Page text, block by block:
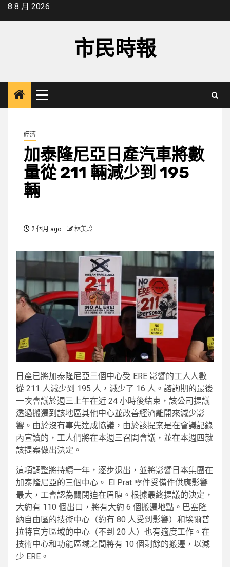
Skip8 8 月 2026
市民時報
Primary
Menu
經濟
加泰隆尼亞日產汽車將數
量從 211 輛減少到 195
輛
2 個月 ago 林美玲
日產已將加泰隆尼亞三個中心受 ERE 影響的工人人數
從 211 人減少到 195 人，減少了 16 人。諮詢期的最後
一次會議於週三上午在近 24 小時後結束，該公司提議
透過搬遷到該地區其他中心並改善經濟離開來減少影
響。由於沒有事先達成協議，由於該提案是在會議記錄
內宣讀的，工人們將在本週三召開會議，並在本週四就
該提案做出決定。
這項調整將持續一年，逐步退出，並將影響日本集團在
加泰隆尼亞的三個中心。 El Prat 零件受備件供應影響
最大，工會認為關閉迫在眉睫。根據最終提議的決定，
大約有 110 個出口，將有大約 6 個搬遷地點。巴塞隆
納自由區的技術中心（約有 80 人受到影響）和埃爾普
拉特官方區域的中心（不到 20 人）也有適度工作。在
技​​術中心和功能區域之間將有 10 個剩餘的搬遷，以減
少 ERE。